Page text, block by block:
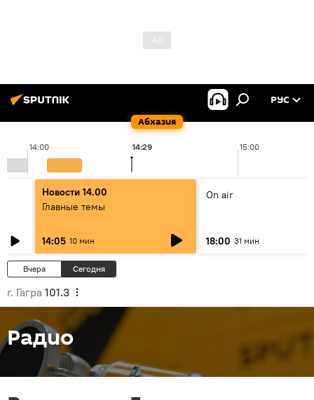
Абхазия
РУС
14:00 15:00
14:29
Новости 14.00
Главные темы
14:05 10 мин
On air
18:00 31 мин
Вчера Сегодня
г. Гагра 101.3
Радио